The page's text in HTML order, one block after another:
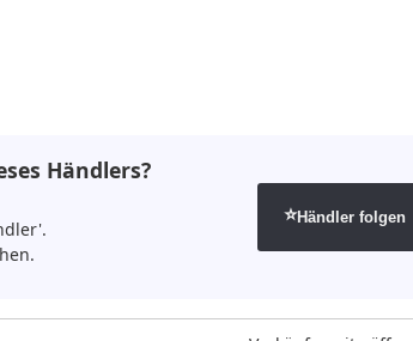
Händlers?
⭐Händler folgen